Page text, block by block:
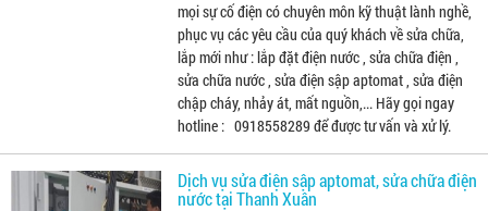
mọi sự cố điện có chuyên môn kỹ thuật lành nghề,
phục vụ các yêu cầu của quý khách về sửa chữa,
lắp mới như : lắp đặt điện nước , sửa chữa điện ,
sửa chữa nước , sửa điện sập aptomat , sửa điện
chập cháy, nhảy át, mất nguồn,... Hãy gọi ngay
hotline : 0918558289 để được tư vấn và xử lý.
Dịch vụ sửa điện sập aptomat, sửa chữa điện
nước tại Thanh Xuân